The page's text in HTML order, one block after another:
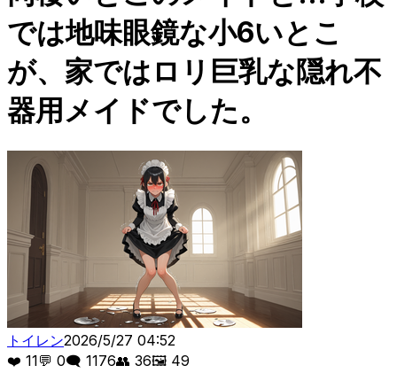
では地味眼鏡な小6いとこ
が、家ではロリ巨乳な隠れ不
器用メイドでした。
トイレン2026/5/27 04:52
❤️ 11💬 0🗨️ 1176👥 36🖼️ 49